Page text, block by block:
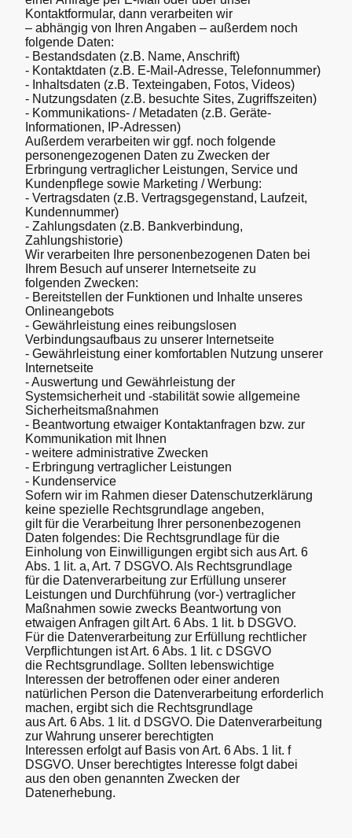
Kontaktformular, dann verarbeiten wir
– abhängig von Ihren Angaben – außerdem noch
folgende Daten:
- Bestandsdaten (z.B. Name, Anschrift)
- Kontaktdaten (z.B. E-Mail-Adresse, Telefonnummer)
- Inhaltsdaten (z.B. Texteingaben, Fotos, Videos)
- Nutzungsdaten (z.B. besuchte Sites, Zugriffszeiten)
- Kommunikations- / Metadaten (z.B. Geräte-
Informationen, IP-Adressen)
Außerdem verarbeiten wir ggf. noch folgende
personengezogenen Daten zu Zwecken der
Erbringung vertraglicher Leistungen, Service und
Kundenpflege sowie Marketing / Werbung:
- Vertragsdaten (z.B. Vertragsgegenstand, Laufzeit,
Kundennummer)
- Zahlungsdaten (z.B. Bankverbindung,
Zahlungshistorie)
Wir verarbeiten Ihre personenbezogenen Daten bei
Ihrem Besuch auf unserer Internetseite zu
folgenden Zwecken:
- Bereitstellen der Funktionen und Inhalte unseres
Onlineangebots
- Gewährleistung eines reibungslosen
Verbindungsaufbaus zu unserer Internetseite
- Gewährleistung einer komfortablen Nutzung unserer
Internetseite
- Auswertung und Gewährleistung der
Systemsicherheit und -stabilität sowie allgemeine
Sicherheitsmaßnahmen
- Beantwortung etwaiger Kontaktanfragen bzw. zur
Kommunikation mit Ihnen
- weitere administrative Zwecken
- Erbringung vertraglicher Leistungen
- Kundenservice
Sofern wir im Rahmen dieser Datenschutzerklärung
keine spezielle Rechtsgrundlage angeben,
gilt für die Verarbeitung Ihrer personenbezogenen
Daten folgendes: Die Rechtsgrundlage für die
Einholung von Einwilligungen ergibt sich aus Art. 6
Abs. 1 lit. a, Art. 7 DSGVO. Als Rechtsgrundlage
für die Datenverarbeitung zur Erfüllung unserer
Leistungen und Durchführung (vor-) vertraglicher
Maßnahmen sowie zwecks Beantwortung von
etwaigen Anfragen gilt Art. 6 Abs. 1 lit. b DSGVO.
Für die Datenverarbeitung zur Erfüllung rechtlicher
Verpflichtungen ist Art. 6 Abs. 1 lit. c DSGVO
die Rechtsgrundlage. Sollten lebenswichtige
Interessen der betroffenen oder einer anderen
natürlichen Person die Datenverarbeitung erforderlich
machen, ergibt sich die Rechtsgrundlage
aus Art. 6 Abs. 1 lit. d DSGVO. Die Datenverarbeitung
zur Wahrung unserer berechtigten
Interessen erfolgt auf Basis von Art. 6 Abs. 1 lit. f
DSGVO. Unser berechtigtes Interesse folgt dabei
aus den oben genannten Zwecken der
Datenerhebung.